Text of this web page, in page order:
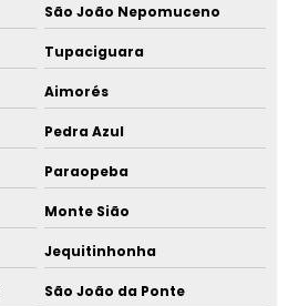
São João Nepomuceno
Tupaciguara
Aimorés
Pedra Azul
Paraopeba
Monte Sião
Jequitinhonha
São João da Ponte